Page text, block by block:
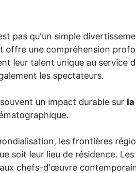
pas qu'un simple
offre une compréhension
leur talent unique au service
les spectateurs.
un impact durable sur
les frontières
soit leur lieu de résidence.
chefs-d'œuvre